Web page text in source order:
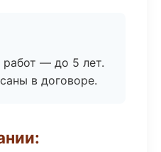
— до 5 лет.
в договоре.